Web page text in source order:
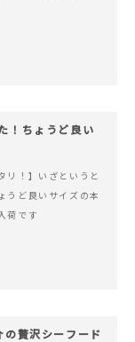
！ちょうど良い
リ！】いざというと
うど良いサイズの本
荷です
の贅沢シーフード